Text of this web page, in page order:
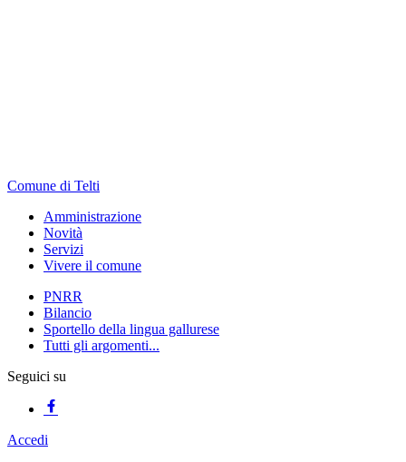
Comune di Telti
Amministrazione
Novità
Servizi
Vivere il comune
PNRR
Bilancio
Sportello della lingua gallurese
Tutti gli argomenti...
Seguici su
Accedi